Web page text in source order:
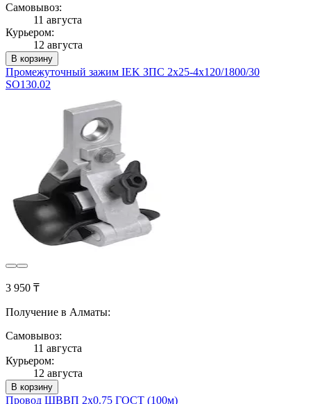
Самовывоз:
11 августа
Курьером:
12 августа
В корзину
Промежуточный зажим IEK ЗПС 2х25-4х120/1800/30
SO130.02
3 950 ₸
Получение в Алматы:
Самовывоз:
11 августа
Курьером:
12 августа
В корзину
Провод ШВВП 2х0.75 ГОСТ (100м)